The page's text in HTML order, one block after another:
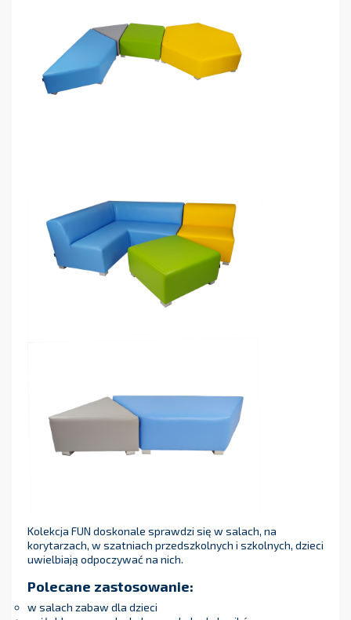
Kolekcja FUN doskonale sprawdzi się w salach, na
korytarzach, w szatniach przedszkolnych i szkolnych, dzieci
uwielbiają odpoczywać na nich.
Polecane zastosowanie:
w salach zabaw dla dzieci